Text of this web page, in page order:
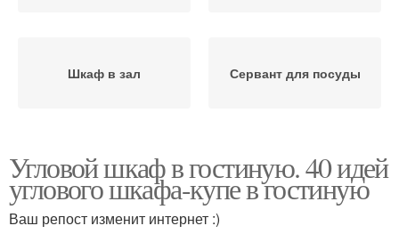
Шкаф в зал Сервант для посуды
Угловой шкаф в гостиную. 40 идей
углового шкафа-купе в гостиную
Ваш репост изменит интернет :)